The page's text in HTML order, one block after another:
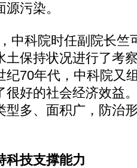
污染。
科院时任副院长竺
土保持状况进行了考
纪70年代，中科院又
很好的社会经济效益
多、面积广，防治
科技支撑能力